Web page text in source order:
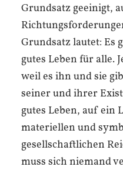
Grundsatz geeinigt,
Grundsatz lautet: Es
gutes Leben für alle.
weil es ihn und sie
seiner und ihrer
gutes Leben, auf ein
materiellen und
gesellschaftlichen
muss sich niemand